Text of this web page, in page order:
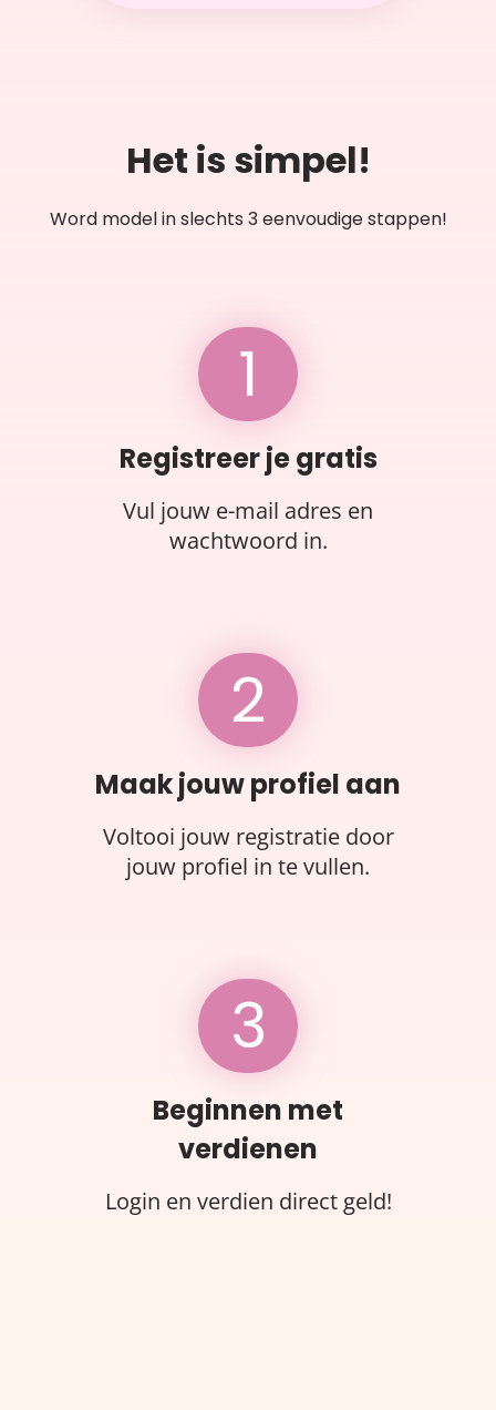
Het is simpel!
Word model in slechts 3 eenvoudige stappen!
1
Registreer je gratis
Vul jouw e-mail adres en
wachtwoord in.
2
Maak jouw profiel aan
Voltooi jouw registratie door
jouw profiel in te vullen.
3
Beginnen met
verdienen
Login en verdien direct geld!